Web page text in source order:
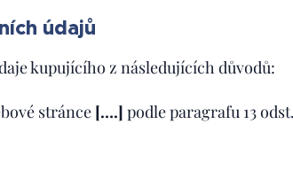
údajů
kupujícího z následujících důvodů:
stránce [….] podle paragrafu 13